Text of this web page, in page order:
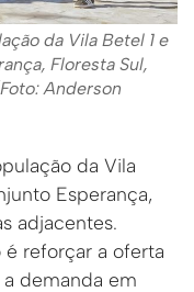
da Vila Betel 1 e
Floresta Sul,
Anderson
da Vila
Esperança,
adjacentes.
reforçar a oferta
demanda em